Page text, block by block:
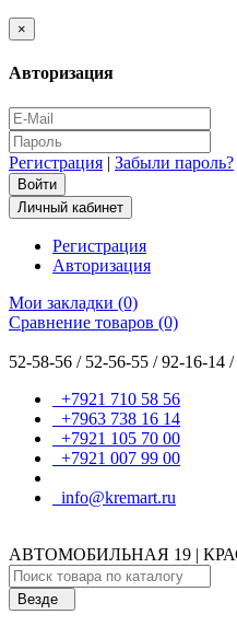
×
Авторизация
Регистрация | Забыли пароль?
Личный кабинет
Регистрация
Авторизация
Мои закладки (0)
Сравнение товаров (0)
52-58-56 / 52-56-55 / 92-16-14
+7921 710 58 56
+7963 738 16 14
+7921 105 70 00
+7921 007 99 00
info@kremart.ru
АВТОМОБИЛЬНАЯ 19 |
Везде